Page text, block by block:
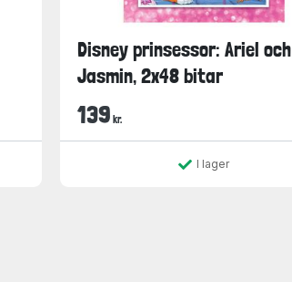
Disney prinsessor: Ariel och
Jasmin, 2x48 bitar
139 kr.
I lager